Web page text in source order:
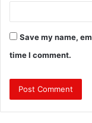
Save my name,
time I comment.